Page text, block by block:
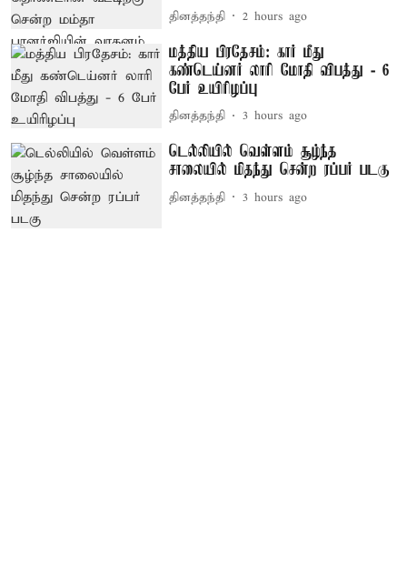
தினத்தந்தி 2 hours ago
மத்திய பிரதேசம்: கார் மீது
கண்டெய்னர் லாரி மோதி விபத்து - 6
பேர் உயிரிழப்பு
தினத்தந்தி 3 hours ago
டெல்லியில் வெள்ளம் சூழ்ந்த
சாலையில் மிதந்து சென்ற ரப்பர் படகு
தினத்தந்தி 3 hours ago